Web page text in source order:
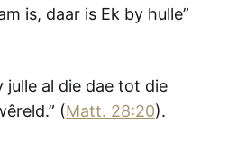
is, daar is Ek by hulle”
julle al die dae tot die
(Matt. 28:20).